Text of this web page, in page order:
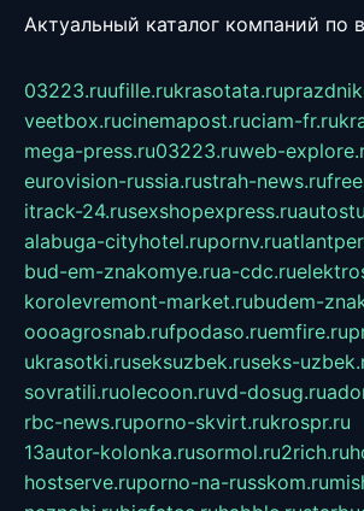
Актуальный каталог компаний по
03223.ruufille.rukrasotata.ru
veetbox.rucinemapost.ruciam-fr.ru
mega-press.ru03223.ruweb-
eurovision-russia.rustrah-news.ru
itrack-24.rusexshopexpress.ru
alabuga-cityhotel.rupornv.ru
bud-em-znakomye.rua-cdc.ru
korolevremont-market.rubudem-
oooagrosnab.rufpodaso.ruemfire.ru
ukrasotki.ruseksuzbek.ruseks-
sovratili.ruolecoon.ruvd-dosug.ru
rbc-news.ruporno-skvirt.rukrospr.ru
13autor-kolonka.rusormol.ru2rich.ru
hostserve.ruporno-na-russkom.ru